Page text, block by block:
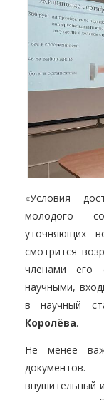
«Условия
молодого
уточняющих
смотрится
членами его
научными,
в научный
Королёва.
Не менее
внушительный